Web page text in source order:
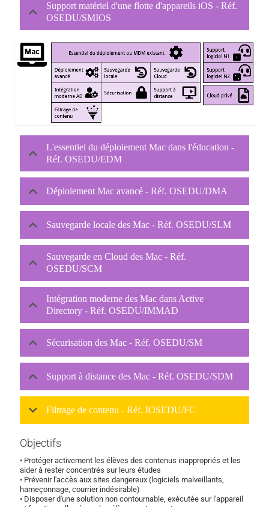
Support matériel d'une flotte d'appareils iOS - Réf.
OSEDU/SMIOS
L'essentiel du déploiement Mac dans l'éducation -
Réf. OSEDU/EDM
Déploiement Mac avancé - Réf. OSEDU/DMA
Sauvegarde locale des Mac - Réf. OSEDU/SLM
Sauvegarde en Cloud des Mac - Réf.
OSEDU/SCM
Intégration moderne des Mac dans Active
Directory - Réf. OSEDU/IMMAD
Sécurisation des Mac - Réf. OSEDU/SM
Support à distance des Mac - Réf. OSEDU/SDM
Filtrage de contenu - Réf. IOSEDU/FC
Objectifs
• Protéger activement les élèves des contenus inappropriés et les
aider à rester concentrés sur leurs études
• Prévenir l'accès aux sites dangereux (logiciels malveillants,
hameçonnage, courrier indésirable)
• Disposer d'une solution non contournable, exécutée sur l'appareil